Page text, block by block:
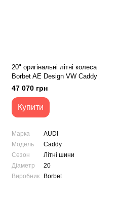
20" оригінальні літні колеса
Borbet AE Design VW Caddy
47 070 грн
Купити
Марка
AUDI
Модель
Caddy
Сезон
Літні шини
Діаметр
20
Виробник
Borbet